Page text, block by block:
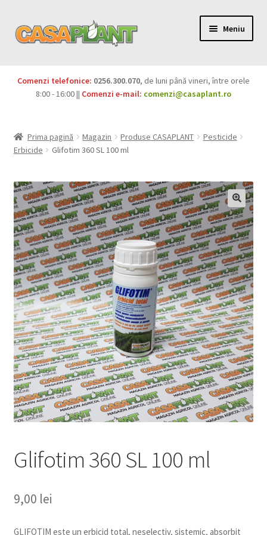
Meniu
Pesticide
copil
Produse BIO
Igienă publică
Casa și grădina
Extinde
meniul
copil
Sere și solarii
Extinde
meniul
copil
Comenzi telefonice: 0256.300.070, de luni până vineri, între orele
8:00 - 16:00 || Comenzi e-mail: comenzi@casaplant.ro
Prima pagină Magazin Produse CASAPLANT
Pesticide
Erbicide
Glifotim 360 SL 100 ml
Glifotim 360 SL 100 ml
9,00 lei
GLIFOTIM este un erbicid total, neselectiv, sistemic, absorbit